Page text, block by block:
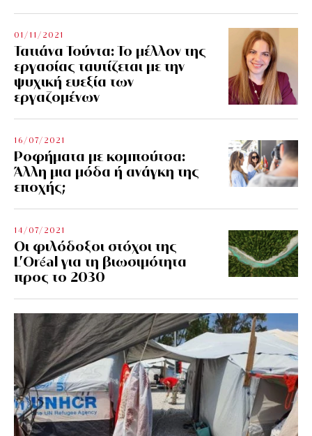
01/11/2021
Τατιάνα Τούντα: Το μέλλον της
εργασίας ταυτίζεται με την
ψυχική ευεξία των
εργαζομένων
16/07/2021
Ροφήματα με κομπούτσα:
Άλλη μια μόδα ή ανάγκη της
εποχής;
14/07/2021
Οι φιλόδοξοι στόχοι της
L’Oréal για τη βιωσιμότητα
προς το 2030